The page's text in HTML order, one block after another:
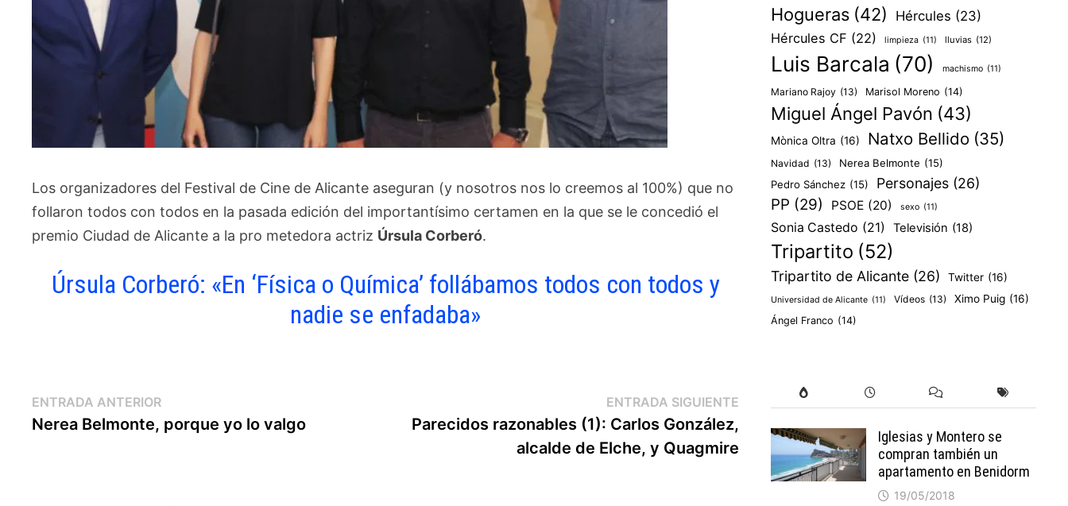
Los organizadores del Festival de Cine de Alicante aseguran (y nosotros nos lo creemos al 100%) que no
follaron todos con todos en la pasada edición del importantísimo certamen en la que se le concedió el
premio Ciudad de Alicante a la pro metedora actriz Úrsula Corberó.
Úrsula Corberó: «En ‘Física o Química’ follábamos todos con todos y
nadie se enfadaba»
Navegación
de
ENTRADA ANTERIOREntrada
anterior:
Nerea Belmonte, porque yo lo valgo
ENTRADA SIGUIENTEEntrada
Parecidos razonables (1): Carlos González,
alcalde de Elche, y Quagmire
Hogueras (42) Hércules (23)
Hércules CF (22) limpieza (11) lluvias (12)
Luis Barcala (70) machismo (11)
Mariano Rajoy (13) Marisol Moreno (14)
Miguel Ángel Pavón (43)
Mònica Oltra (16) Natxo Bellido (35)
Navidad (13) Nerea Belmonte (15)
Pedro Sánchez (15) Personajes (26)
PP (29) PSOE (20) sexo (11)
Sonia Castedo (21) Televisión (18)
Tripartito (52)
Tripartito de Alicante (26) Twitter (16)
Universidad de Alicante (11) Vídeos (13) Ximo Puig (16)
Ángel Franco (14)
Iglesias y Montero se
compran también un
apartamento en Benidorm
19/05/2018